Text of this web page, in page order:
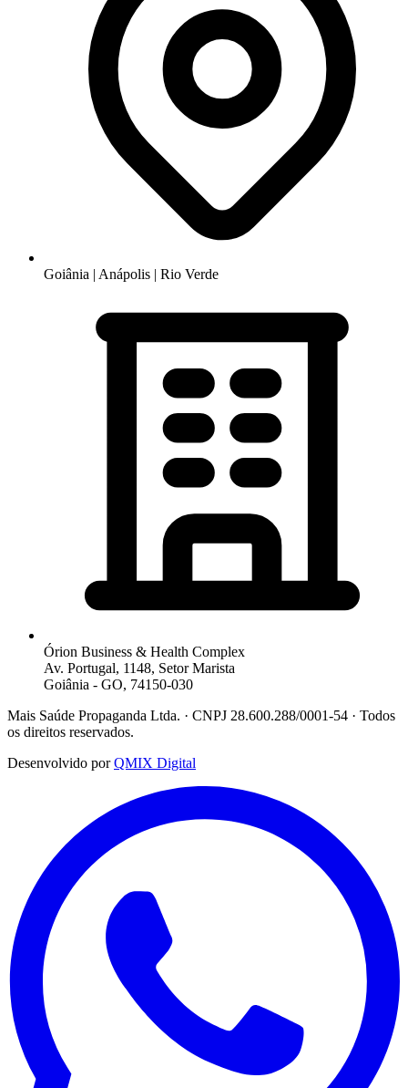
Goiânia | Anápolis | Rio Verde
Órion Business & Health Complex
Av. Portugal, 1148, Setor Marista
Goiânia - GO, 74150-030
Mais Saúde Propaganda Ltda. · CNPJ 28.600.288/0001-54 · Todos
os direitos reservados.
Desenvolvido por QMIX Digital